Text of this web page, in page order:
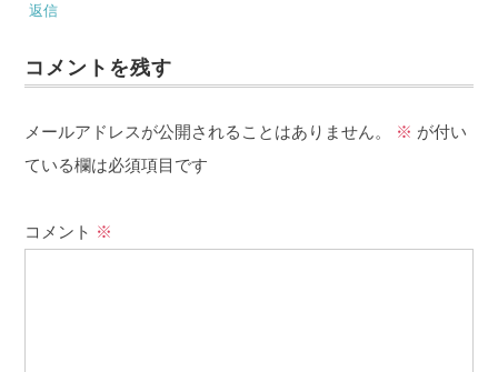
返信
コメントを残す
メールアドレスが公開されることはありません。 ※ が付い
ている欄は必須項目です
コメント ※